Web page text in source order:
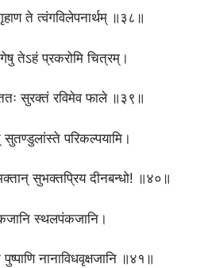
ते त्वंगविलेपनार्थम् ॥३८॥
तेऽहं प्रकरोमि चित्रम्।
सुरक्तं रविमेव फाले ॥३९॥
परिकल्पयामि।
सुभक्तप्रिय दीनबन्धो! ॥४०॥
स्थलपंकजानि।
नानाविधवृक्षजानि ॥४१॥